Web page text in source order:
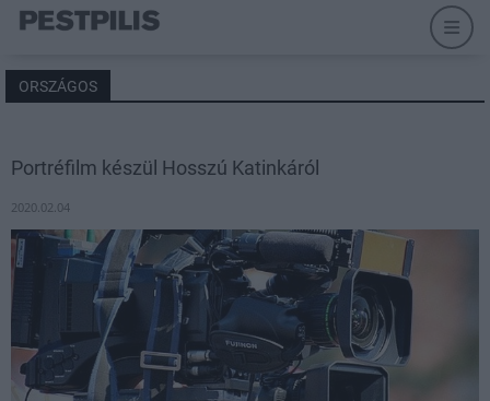
ORSZÁGOS
Portréfilm készül Hosszú Katinkáról
2020.02.04